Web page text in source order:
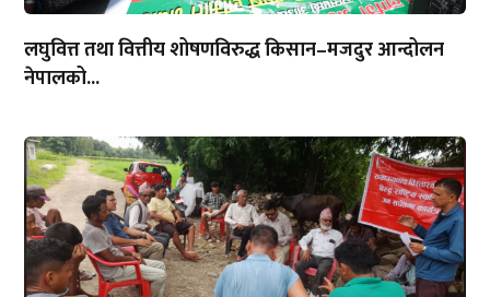
लघुवित्त तथा वित्तीय शोषणविरुद्ध किसान–मजदुर आन्दोलन
नेपालको...